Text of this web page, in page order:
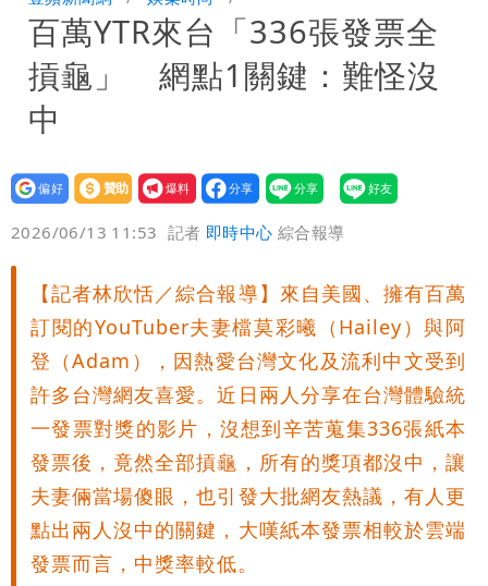
百萬YTR來台「336張發票全
摃龜」 網點1關鍵：難怪沒
中
設為
贊助
我要
爆料
2026/06/13 11:53 記者 即時中心 綜合報導
【記者林欣恬／綜合報導】來自美國、擁有百萬
訂閱的YouTuber夫妻檔莫彩曦（Hailey）與阿
登（Adam），因熱愛台灣文化及流利中文受到
許多台灣網友喜愛。近日兩人分享在台灣體驗統
一發票對獎的影片，沒想到辛苦蒐集336張紙本
發票後，竟然全部摃龜，所有的獎項都沒中，讓
夫妻倆當場傻眼，也引發大批網友熱議，有人更
點出兩人沒中的關鍵，大嘆紙本發票相較於雲端
發票而言，中獎率較低。